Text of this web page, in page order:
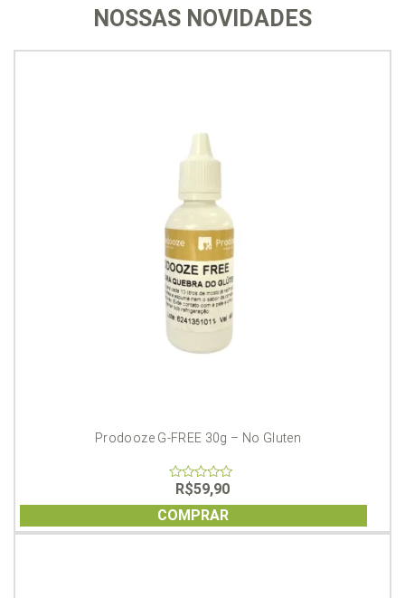
NOSSAS NOVIDADES
Prodooze G-FREE 30g – No Gluten
of
5
R$59,90
COMPRAR